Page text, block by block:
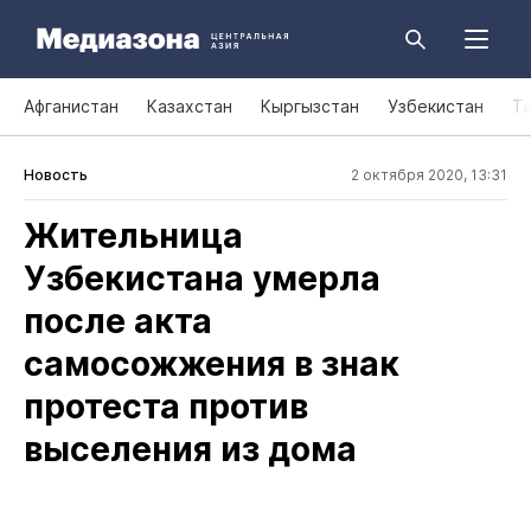
Афганистан Казахстан Кыргызстан Узбекистан
Новость 2 октября 2020, 13:31
Жительница
Узбекистана умерла
после акта
самосожжения в знак
протеста против
выселения из дома